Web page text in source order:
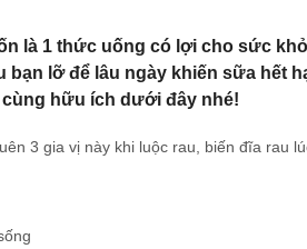
là 1 thức uống có lợi cho sức
bạn lỡ để lâu ngày khiến sữa hết
hữu ích dưới đây nhé!
3 gia vị này khi luộc rau, biến đĩa rau